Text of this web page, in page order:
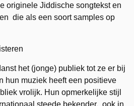
originele Jiddische songtekst en
die als een soort samples op
het (jonge) publiek tot ze er bij
hun muziek heeft een positieve
vrolijk. Hun opmerkelijke stijl
steede bekender, ook in